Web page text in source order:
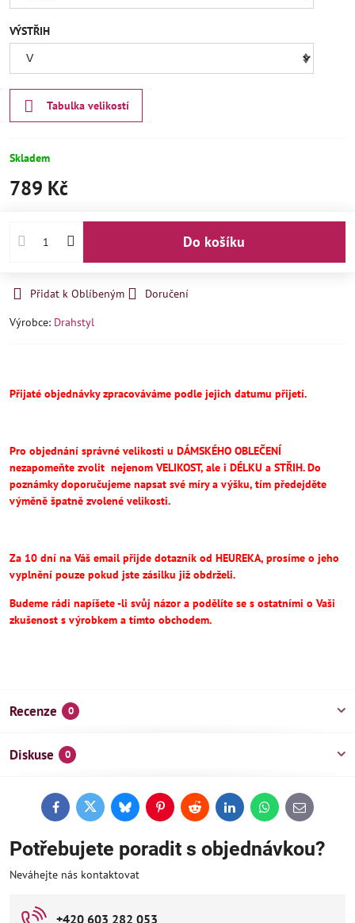
VÝSTŘIH
Tabulka velikostí
Skladem
789 Kč
Do košíku
Přidat k Oblíbeným
Doručení
Výrobce: Drahstyl
Přijaté objednávky zpracováváme podle jejich datumu přijetí.
Pro objednání správné velikosti u DÁMSKÉHO OBLEČENÍ
nezapomeňte zvolit nejenom VELIKOST, ale i DÉLKU a STŘIH.Do
poznámky doporučujeme napsat své míry a výšku, tím předejděte
výměně špatně zvolené velikosti.
Za 10 dní na Váš email přijde dotazník od HEUREKA, prosíme o jeho
vyplnění pouze pokud jste zásilku již obdrželi.
Budeme rádi napíšete -li svůj názor a podělíte se s ostatními o Vaši
zkušenost s výrobkem a tímto obchodem.
Recenze 0
Diskuse 0
FacebookTwitterBlueskyPinterestReddit LinkedInWhatsApp
E-
mail
Potřebujete poradit s objednávkou?
Neváhejte nás kontaktovat
+420 603 282 053